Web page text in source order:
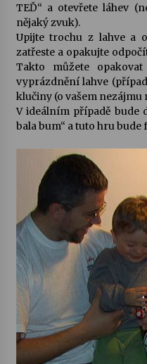
30. 6.
TEĎ“ a otevřete láhev
nějaký zvuk).
Upijte trochu z lahve a
zatřeste a opakujte
Takto můžete
vyprázdnění lahve
klučiny (o vašem nezájmu
V ideálním případě bude
bala bum“ a tuto hru